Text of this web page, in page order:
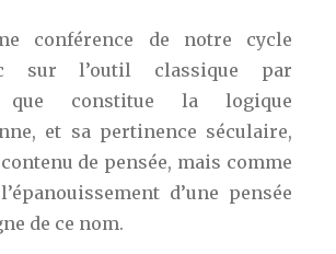
conférence de notre cycle
sur l’outil classique par
que constitue la logique
et sa pertinence séculaire,
de pensée, mais comme
d’une pensée
de ce nom.